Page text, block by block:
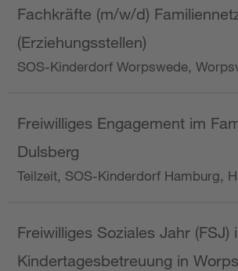
Fachkräfte (m/w/d)
(Erziehungsstellen)
SOS-Kinderdorf Worpswede,
Freiwilliges Engagement im
Dulsberg
Teilzeit, SOS-Kinderdorf Hamburg,
Freiwilliges Soziales Jahr (FSJ)
Kindertagesbetreuung in